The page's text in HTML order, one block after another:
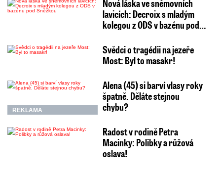
Nová láska ve sněmovních
lavicích: Decroix s mladým
kolegou z ODS v bazénu pod…
Svědci o tragédii na jezeře
Most: Byl to masakr!
REKLAMA
Alena (45) si barví vlasy roky
špatně. Děláte stejnou
chybu?
Radost v rodině Petra
Macinky: Polibky a růžová
oslava!